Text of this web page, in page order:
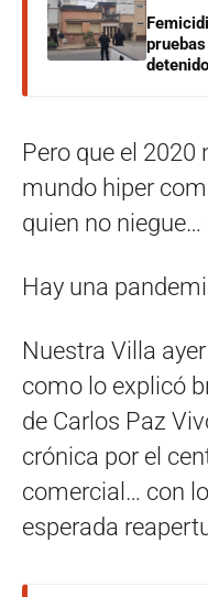
Pero que el 2020
mundo hiper
quien no
Hay una
Nuestra Villa
como lo explicó
de Carlos Paz
crónica por el
comercial… con
esperada